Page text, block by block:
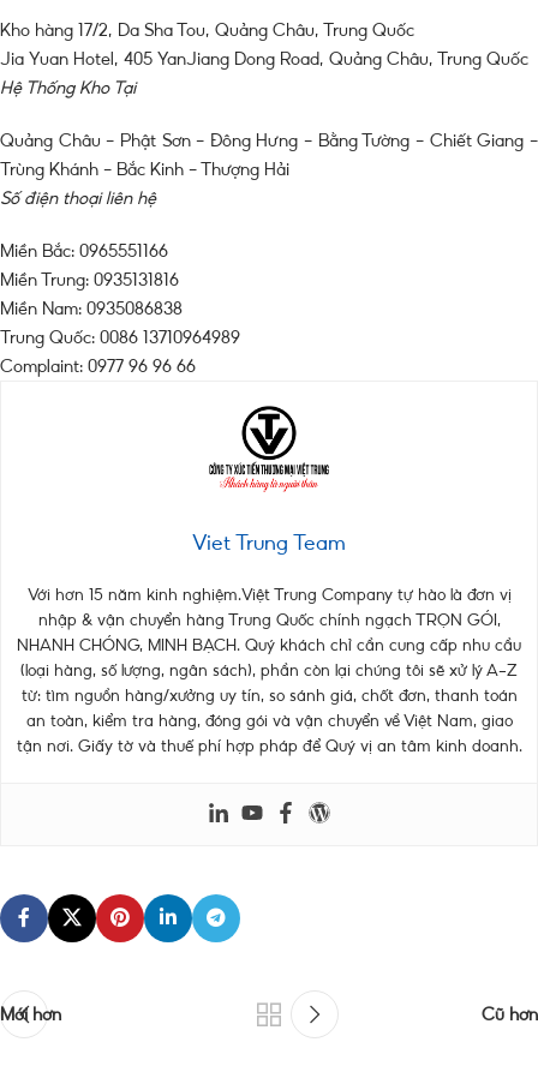
Kho hàng 17/2, Da Sha Tou, Quảng Châu, Trung Quốc
Jia Yuan Hotel, 405 YanJiang Dong Road, Quảng Châu, Trung Quốc
Hệ Thống Kho Tại
Quảng Châu – Phật Sơn – Đông Hưng – Bằng Tường – Chiết Giang –
Trùng Khánh – Bắc Kinh – Thượng Hải
Số điện thoại liên hệ
Miền Bắc: 0965551166
Miền Trung: 0935131816
Miền Nam: 0935086838
Trung Quốc: 0086 13710964989
Complaint: 0977 96 96 66
Viet Trung Team
Với hơn 15 năm kinh nghiệm.Việt Trung Company tự hào là đơn vị
nhập & vận chuyển hàng Trung Quốc chính ngạch TRỌN GÓI,
NHANH CHÓNG, MINH BẠCH. Quý khách chỉ cần cung cấp nhu cầu
(loại hàng, số lượng, ngân sách), phần còn lại chúng tôi sẽ xử lý A–Z
từ: tìm nguồn hàng/xưởng uy tín, so sánh giá, chốt đơn, thanh toán
an toàn, kiểm tra hàng, đóng gói và vận chuyển về Việt Nam, giao
tận nơi. Giấy tờ và thuế phí hợp pháp để Quý vị an tâm kinh doanh.
Mới hơn Cũ hơn